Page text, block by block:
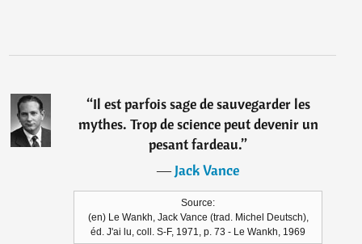
“Il est parfois sage de sauvegarder les
mythes. Trop de science peut devenir un
pesant fardeau.”
―Jack Vance
Source:
(en) Le Wankh, Jack Vance (trad. Michel Deutsch),
éd. J'ai lu, coll. S-F, 1971, p. 73 - Le Wankh, 1969